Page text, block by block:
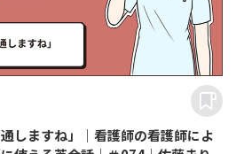
しますね」｜看護師の看護師によ